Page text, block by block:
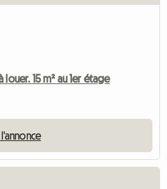
15 m² au 1er étage